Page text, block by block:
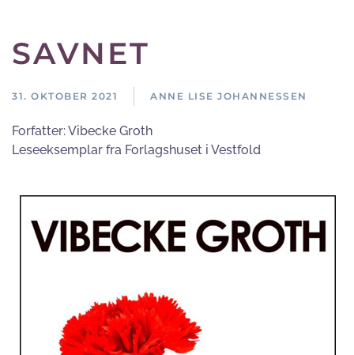
SAVNET
31. OKTOBER 2021 ANNE LISE JOHANNESSEN
Forfatter:Vibecke Groth
Leseeksemplar fra Forlagshuset i Vestfold